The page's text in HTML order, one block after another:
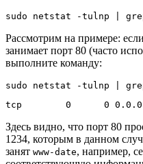
sudo netstat -tulnp | grep
Рассмотрим на примере:
занимает порт 80 (часто
выполните команду:
sudo netstat -tulnp |
tcp        0      0
Здесь видно, что порт 80
1234, которым в данном
занят www-date, например,